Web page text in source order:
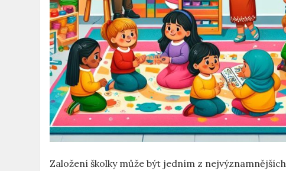
Založení školky může být jedním z